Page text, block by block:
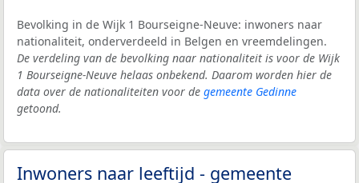
Bevolking in de Wijk 1 Bourseigne-Neuve: inwoners naar
nationaliteit, onderverdeeld in Belgen en vreemdelingen.
De verdeling van de bevolking naar nationaliteit is voor de Wijk
1 Bourseigne-Neuve helaas onbekend. Daarom worden hier de
data over de nationaliteiten voor de gemeente Gedinne
getoond.
Inwoners naar leeftijd - gemeente